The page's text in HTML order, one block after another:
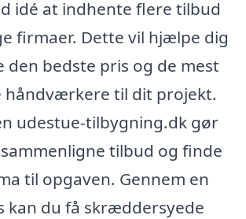
idé at indhente flere tilbud
firmaer. Dette vil hjælpe dig
den bedste pris og de mest
håndværkere til dit projekt.
udestue-tilbygning.dk gør
tilbud og finde
til opgaven. Gennem en
kan du få skræddersyede